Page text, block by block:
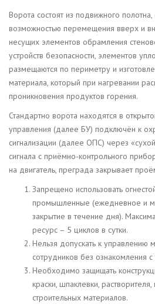
Ворота состоят из подвижного
возможностью перемещения вверх и
несущих элементов обрамления
устройств безопасности, элементов
размещаются по периметру и
материала, который при нагревании
проникновения продуктов горения.
Стандартно ворота находятся в
управления (далее БУ) подключён к
сигнализации (далее ОПС) через
сигнала с приёмно-контрольного
на двигатель, преграда закрывает
Запрещено использовать
промышленные (ежедневное и
закрытие в течение дня).
ресурс – 5 циклов в сутки.
Нельзя допускать к управлению
сотрудников без ознакомления
Необходимо защищать
краски, шпаклевки,
строительных материалов.